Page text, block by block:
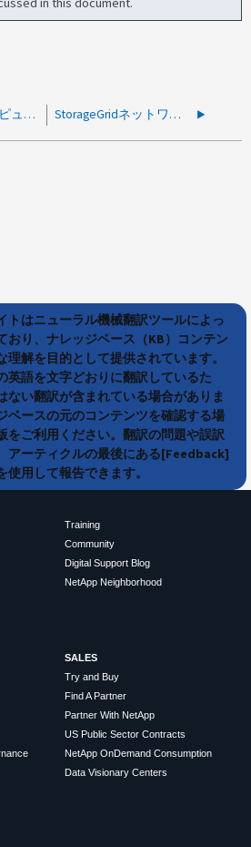
StorageGRID コンピューティングノードは停止しており、FCカードのLEDは点灯していません StorageGridネットワークの接続を特定して制限する方法
トはニューラル機械翻訳ツールによっ
おり、ナレッジベース（KB）コンテン
理解を目的として提供されています。
英語を文字どおりに翻訳しているた
ない翻訳が含まれている場合がありま
ベースの元のコンテンツを確認する場
をご利用ください。翻訳の問題や誤訳
アーティクルの最後にある[Feedback]
使用して報告できます。
Training
Community
Digital Support Blog
NetApp Neighborhood
SALES
Try and Buy
Find A Partner
Partner With NetApp
US Public Sector Contracts
NetApp OnDemand Consumption
Data Visionary Centers